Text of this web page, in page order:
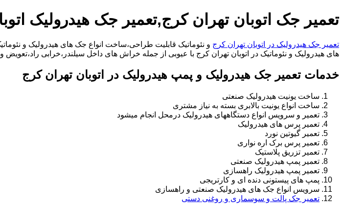
تعمیر جک اتوبان تهران کرج,تعمیر جک هیدرولیک
تعمیر جک هیدرولیک در اتوبان تهران کرج و نئوماتیک قابلیت طراحی،ساخت انواع جک های هیدرولیک و
های هیدرولیک و نئوماتیک در اتوبان تهران کرج با عیوبی از جمله خراش های داخل سیلندر،خرابی راد،تعویض و تغییر سیل ها،خرابی
خدمات تعمیر جک هیدرولیک و پمپ هیدرولیک در اتوبان تهران کرج
ساخت یونیت هیدرولیک صنعتی
ساخت انواع یونیت بالابری بسته به نیاز مشتری
تعمیر و سرویس انواع دستگاههای هیدرولیک درمحل انجام میشود
تعمیر پرس های هیدرولیک
تعمیر گیوتین نورد
تعمیر پرس برک اره نواری
تعمیر تزریق پلاستیک
تعمیر پمپ هیدرولیک صنعتی
تعمیر پمپ هیدرولیک راهسازی
پمپ های پیستونی دنده ای و کارتریجی
سرویس انواع جک های هیدرولیک صنعتی و راهسازی
تعمیر جک پالت و سوسماری و روغنی دستی